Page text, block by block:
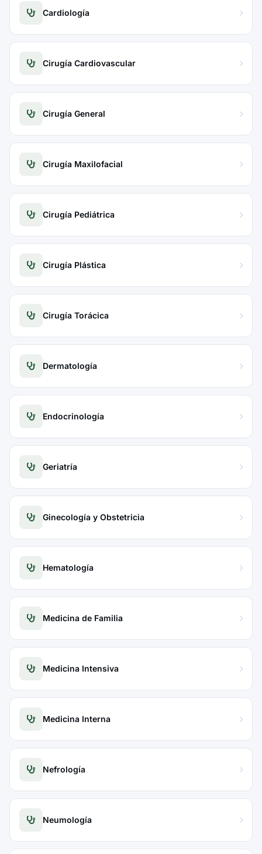
Cardiología
Cirugía Cardiovascular
Cirugía General
Cirugía Maxilofacial
Cirugía Pediátrica
Cirugía Plástica
Cirugía Torácica
Dermatología
Endocrinología
Geriatría
Ginecología y Obstetricia
Hematología
Medicina de Familia
Medicina Intensiva
Medicina Interna
Nefrología
Neumología